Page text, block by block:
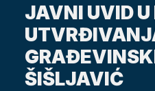
JAVNI UVID U
ŠIŠLJAVIĆ